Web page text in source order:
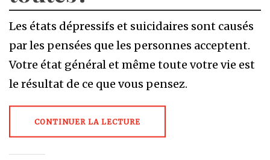
Les états dépressifs et suicidaires sont causés
par les pensées que les personnes acceptent.
Votre état général et même toute votre vie est
le résultat de ce que vous pensez.
CONTINUER LA LECTURE